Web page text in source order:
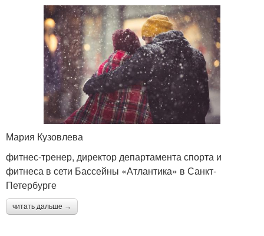
Мария Кузовлева
фитнес-тренер, директор департамента спорта и
фитнеса в сети Бассейны «Атлантика» в Санкт-
Петербурге
читать дальше →